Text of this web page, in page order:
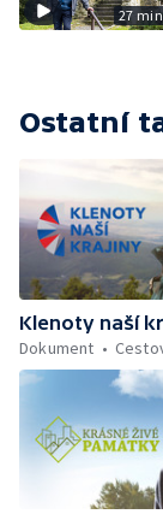
27 min
Ostatní
Klenoty naší
Dokument